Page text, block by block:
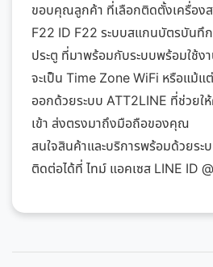
ขอบคุณลูกค้า ที่เลือกติดตั้งเครื่อง
F22 ID F22 ระบบสแกนบัตรบันทึก
ประตู ที่มาพร้อมกับระบบพร้อมใช้ง
จะเป็น Time Zone WiFi หรือแม้แ
ออกด้วยระบบ ATT2LINE ที่ช่วย
เข้า ส่งตรงมาถึงมือถือของคุณ
สนใจสินค้าและบริการพร้อมด้วยระ
ติดต่อได้ที่ ไทม์ แอคเซส LINE ID